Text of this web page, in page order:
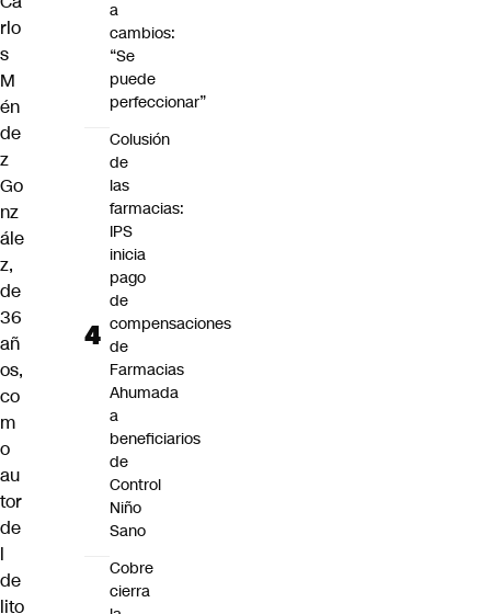
rlo
s
M
én
de
z
Go
nz
ále
z,
de
36
añ
os,
co
m
o
au
tor
de
l
de
lito
a
cambios:
“Se
puede
perfeccionar”
Colusión
de
las
farmacias:
IPS
inicia
pago
de
compensaciones
de
Farmacias
Ahumada
a
beneficiarios
de
Control
Niño
Sano
Cobre
cierra